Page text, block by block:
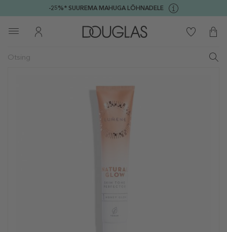
-25%* SUUREMA MAHUGA LÕHNADELE